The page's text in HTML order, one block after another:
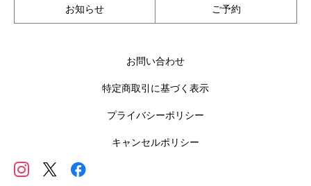
お知らせ ご予約
お問い合わせ
特定商取引に基づく表示
プライバシーポリシー
キャンセルポリシー